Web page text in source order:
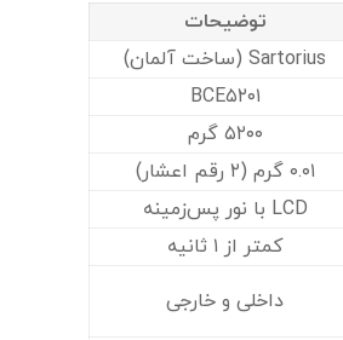
توضیحات
Sartorius (ساخت آلمان)
BCE۵۲۰۱
۵۲۰۰ گرم
۰.۰۱ گرم (۲ رقم اعشار)
LCD با نور پس‌زمینه
کمتر از ۱ ثانیه
داخلی و خارجی